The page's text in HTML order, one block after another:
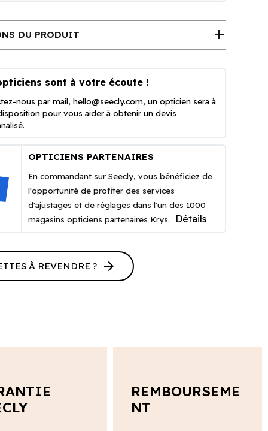
DU PRODUIT add
sont à votre écoute !
nous par mail,hello@seecly.com, un opticien sera à
pour vous aider à obtenir un devis
OPTICIENS PARTENAIRES
En commandant sur Seecly, vous bénéficiez de
l'opportunité de profiter des services
d'ajustages et de réglages dans l'un des 1000
magasins opticiens partenaires Krys.
Détails
À REVENDRE ? arrow_forward
REMBOURSEME
NT